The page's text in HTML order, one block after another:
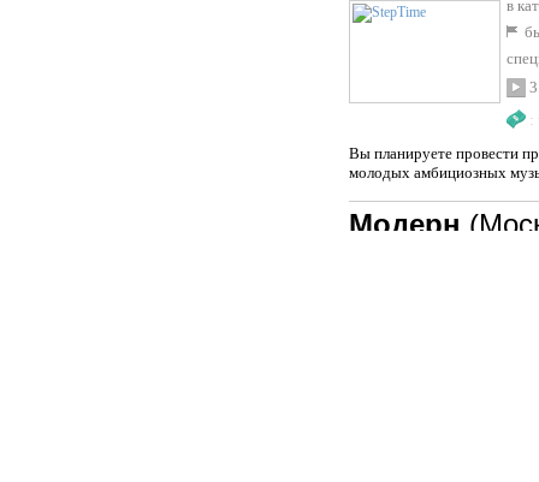
в
3
:
Вы планируете провести
молодых амбициозных
Модерн